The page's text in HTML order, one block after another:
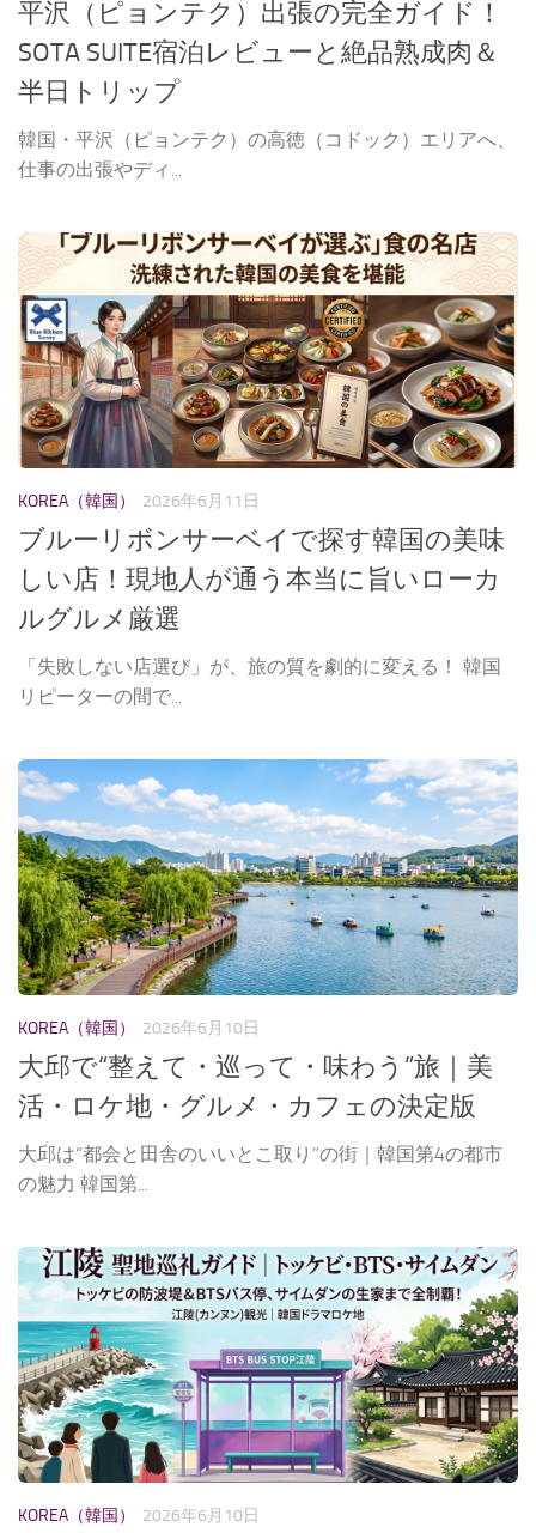
平沢（ピョンテク）出張の完全ガイド！
SOTA SUITE宿泊レビューと絶品熟成肉＆
半日トリップ
韓国・平沢（ピョンテク）の高徳（コドック）エリアへ、
仕事の出張やディ...
KOREA（韓国） 2026年6月11日
ブルーリボンサーベイで探す韓国の美味
しい店！現地人が通う本当に旨いローカ
ルグルメ厳選
「失敗しない店選び」が、旅の質を劇的に変える！ 韓国
リピーターの間で...
KOREA（韓国） 2026年6月10日
大邱で“整えて・巡って・味わう”旅｜美
活・ロケ地・グルメ・カフェの決定版
大邱は“都会と田舎のいいとこ取り”の街｜韓国第4の都市
の魅力 韓国第...
KOREA（韓国） 2026年6月10日